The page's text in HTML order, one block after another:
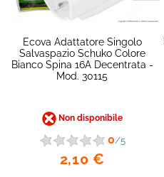
Ecova Adattatore Singolo
Salvaspazio Schuko Colore
Bianco Spina 16A Decentrata -
Mod. 30115
Non disponibile
0/5
2,10 €